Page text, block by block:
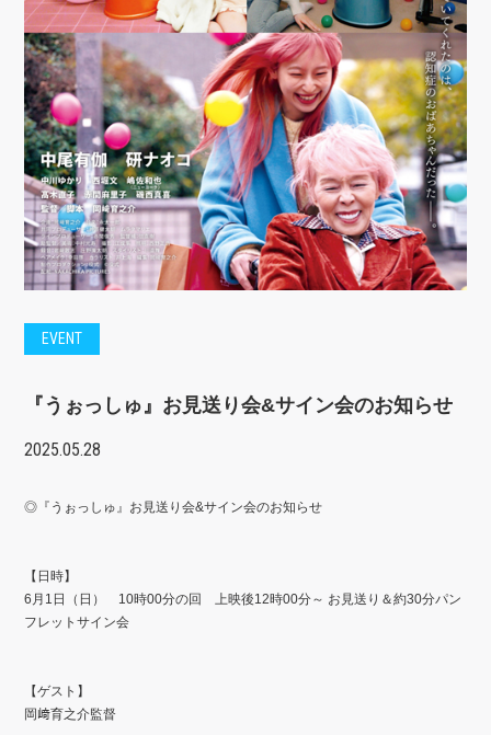
EVENT
『うぉっしゅ』お見送り会&サイン会のお知らせ
2025.05.28
◎『うぉっしゅ』お見送り会&サイン会のお知らせ
【日時】
6月1日（日） 10時00分の回 上映後12時00分～ お見送り＆約30分パン
フレットサイン会
【ゲスト】
岡﨑育之介監督